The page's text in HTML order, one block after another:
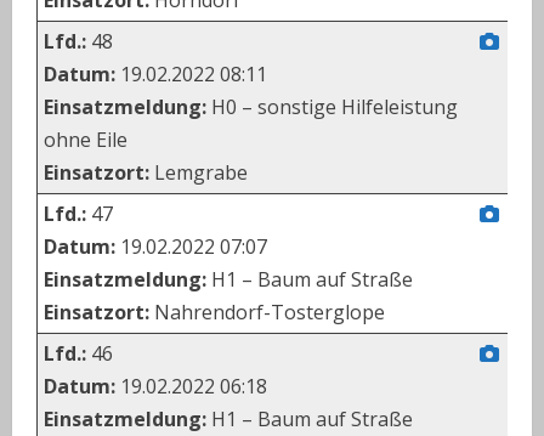
Lfd.: 48
Datum: 19.02.2022 08:11
Einsatzmeldung: H0 – sonstige Hilfeleistung
ohne Eile
Einsatzort: Lemgrabe
Lfd.: 47
Datum: 19.02.2022 07:07
Einsatzmeldung: H1 – Baum auf Straße
Einsatzort: Nahrendorf-Tosterglope
Lfd.: 46
Datum: 19.02.2022 06:18
Einsatzmeldung: H1 – Baum auf Straße